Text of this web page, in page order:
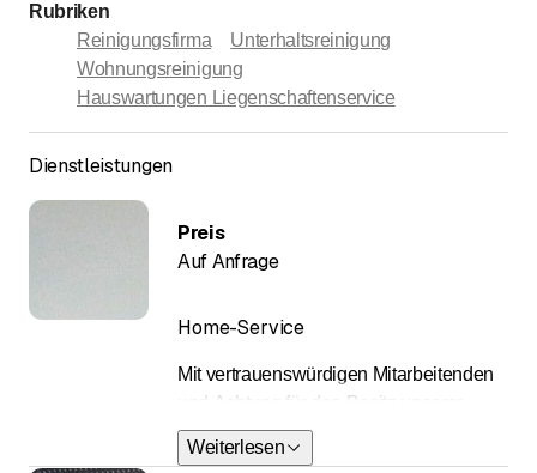
Rubriken
Reinigungsfirma
Unterhaltsreinigung
Wohnungsreinigung
Hauswartungen Liegenschaftenservice
Dienstleistungen
Home-Service
Mit vertrauenswürdigen Mitarbeitenden
und Achtung für den Besitz unserer
Kunden reinigen wir Fenster, Böden,
Bad, Küche und vieles mehr! Ganz nach
Weiterlesen
Preis
Auf Anfrage